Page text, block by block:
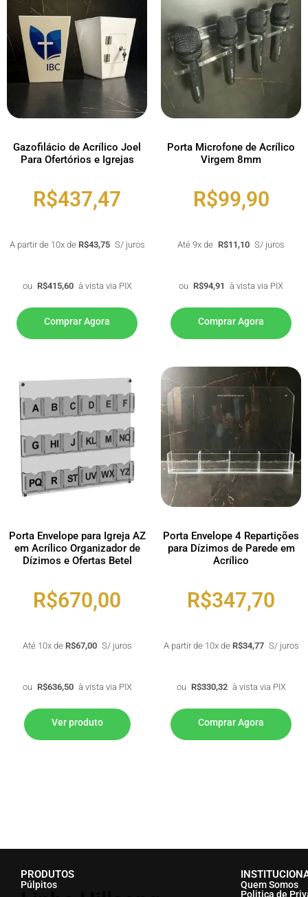
Gazofilácio de Acrílico Joel
Para Ofertórios e Igrejas
R$437,47
A partir de 10x de R$43,75 S/ juros
ou R$415,60 à vista via PIX
Comprar Agora
Porta Microfone de Acrílico
Virgem 8mm
R$99,90
Até 9x de R$11,10 S/ juros
ou R$94,91 à vista via PIX
Comprar Agora
Porta Envelope para Igreja AZ
em Acrílico Organizador de
Dízimos e Ofertas Betel
R$670,00
Até 10x de R$67,00 S/ juros
ou R$636,50 à vista via PIX
Ver produto
Porta Envelope 4 Repartições
para Dízimos de Parede em
Acrílico
R$347,70
A partir de 10x de R$34,77 S/ juros
ou R$330,32 à vista via PIX
Comprar Agora
PRODUTOS
Púlpitos
Quem Somos
Politica de